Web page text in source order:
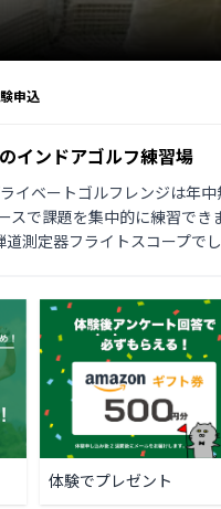
申込
インドアゴルフ練習場
イベートゴルフレンジは年中
で課題を集中的に練習でき
測定器フライトスコープで
体験でプレゼント